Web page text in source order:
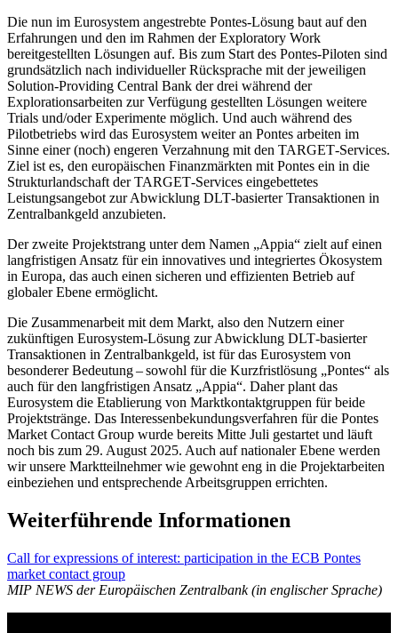
Die nun im Eurosystem angestrebte Pontes-Lösung baut auf den
Erfahrungen und den im Rahmen derExploratory Work
bereitgestellten Lösungen auf. Bis zum Start des Pontes-Piloten sind
grundsätzlich nach individueller Rücksprache mit der jeweiligen
Solution-Providing Central Bank der drei während der
Explorationsarbeiten zur Verfügung gestellten Lösungen weitere
Trials und/oder Experimente möglich. Und auch während des
Pilotbetriebs wird das Eurosystem weiter an Pontes arbeiten im
Sinne einer (noch) engeren Verzahnung mit den TARGET-Services.
Ziel ist es, den europäischen Finanzmärkten mit Pontes ein in die
Strukturlandschaft derTARGET-Services eingebettetes
Leistungsangebot zur Abwicklung DLT-basierter Transaktionen in
Zentralbankgeld anzubieten.
Der zweite Projektstrang unter dem Namen „Appia“ zielt auf einen
langfristigen Ansatz für ein innovatives und integriertes Ökosystem
in Europa, das auch einen sicheren und effizienten Betrieb auf
globaler Ebene ermöglicht.
Die Zusammenarbeit mit dem Markt, also den Nutzern einer
zukünftigen Eurosystem-Lösung zur Abwicklung DLT-basierter
Transaktionen in Zentralbankgeld, ist für das Eurosystem von
besonderer Bedeutung – sowohl für die Kurzfristlösung „Pontes“ als
auch für den langfristigen Ansatz „Appia“. Daher plant das
Eurosystem die Etablierung von Marktkontaktgruppen für beide
Projektstränge. Das Interessenbekundungsverfahren für die Pontes
Market Contact Group wurde bereits Mitte Juli gestartet und läuft
noch bis zum 29. August 2025. Auch auf nationaler Ebene werden
wir unsere Marktteilnehmer wie gewohnt eng in die Projektarbeiten
einbeziehen und entsprechende Arbeitsgruppen errichten.
Weiterführende Informationen
Call for expressions of interest: participation in the ECB Pontes
market contact group
MIP NEWS der Europäischen Zentralbank (in englischer Sprache)